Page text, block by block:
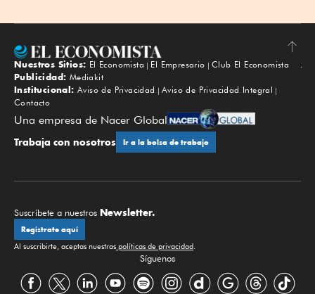
Subir
Nuestros Sitios: El Economista El Empresario
Club El Economista
Publicidad: Mediakit
Institucional: Aviso de Privacidad
Aviso de Privacidad Integral
Contacto
Una empresa de Nacer Global
Trabaja con nosotros Ir a la bolsa de trabajo
Suscríbete a nuestros Newsletter.
Regístrate aquí
Al suscribirte, aceptas nuestras políticas de privacidad
Síguenos